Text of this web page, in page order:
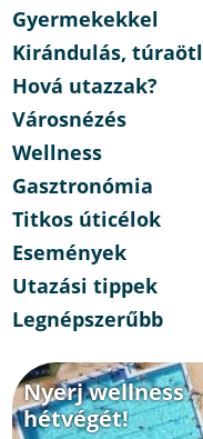
Gyermekekkel
Kirándulás,
Hová utazzak?
Városnézés
Wellness
Gasztronómia
Titkos úticélok
Események
Utazási tippek
Legnépszerűbb
Nyerj wellness
hétvégét!